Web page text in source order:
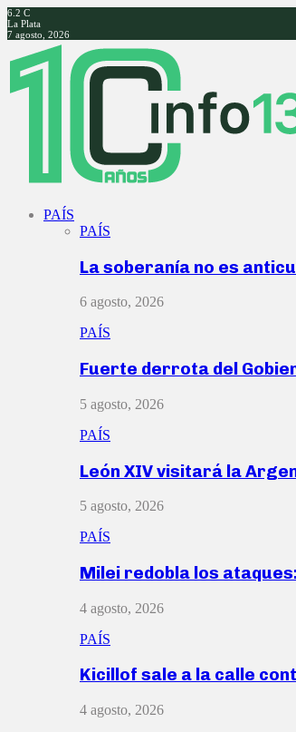
6.2 C
La Plata
7 agosto, 2026
Facebook
Twitter
Instagram
Youtube
PAÍS
PAÍS
La soberanía no es
6 agosto, 2026
PAÍS
Fuerte derrota del
5 agosto, 2026
PAÍS
León XIV visitará la
5 agosto, 2026
PAÍS
Milei redobla los
4 agosto, 2026
PAÍS
Kicillof sale a la calle
4 agosto, 2026